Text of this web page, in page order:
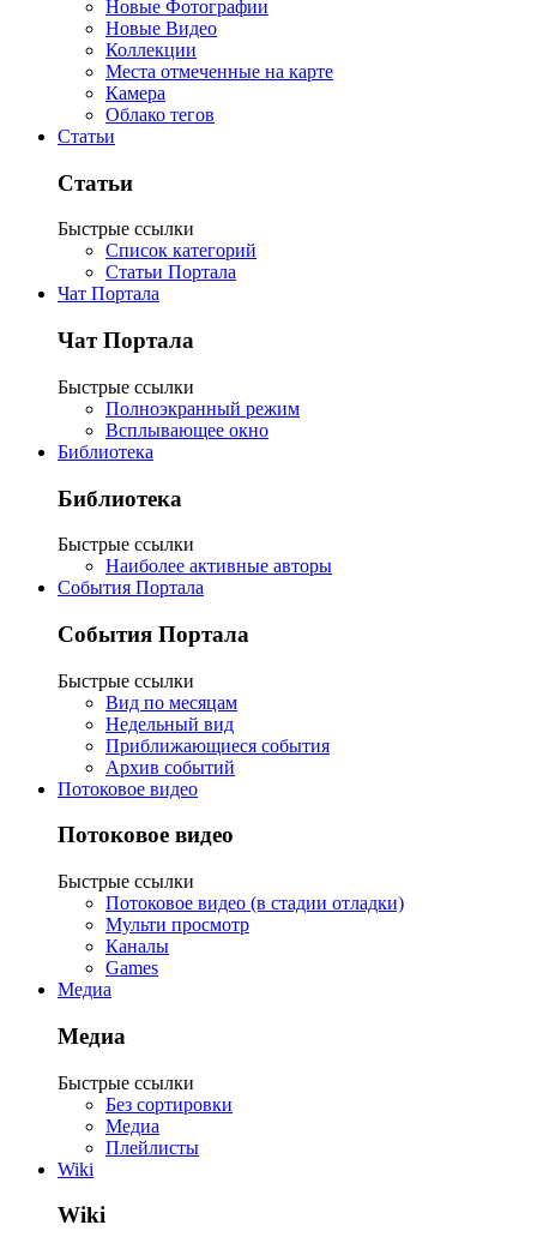
Новые Фотографии
Новые Видео
Коллекции
Места отмеченные на карте
Камера
Облако тегов
Статьи
Статьи
Быстрые ссылки
Список категорий
Статьи Портала
Чат Портала
Чат Портала
Быстрые ссылки
Полноэкранный режим
Всплывающее окно
Библиотека
Библиотека
Быстрые ссылки
Наиболее активные авторы
События Портала
События Портала
Быстрые ссылки
Вид по месяцам
Недельный вид
Приближающиеся события
Архив событий
Потоковое видео
Потоковое видео
Быстрые ссылки
Потоковое видео (в стадии отладки)
Мульти просмотр
Каналы
Games
Медиа
Медиа
Быстрые ссылки
Без сортировки
Медиа
Плейлисты
Wiki
Wiki